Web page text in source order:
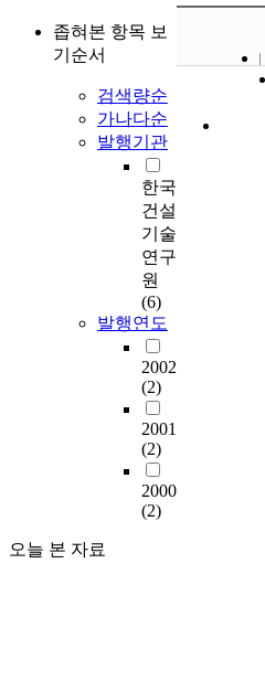
좁혀본 항목 보
기순서
검색량순
가나다순
발행기관
한국
건설
기술
연구
원
(6)
발행연도
2002
(2)
2001
(2)
2000
(2)
오늘 본 자료